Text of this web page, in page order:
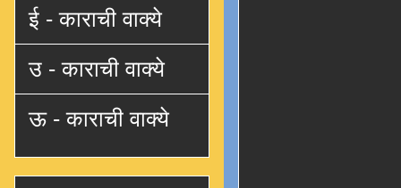
ई - काराची वाक्ये
उ - काराची वाक्ये
ऊ - काराची वाक्ये